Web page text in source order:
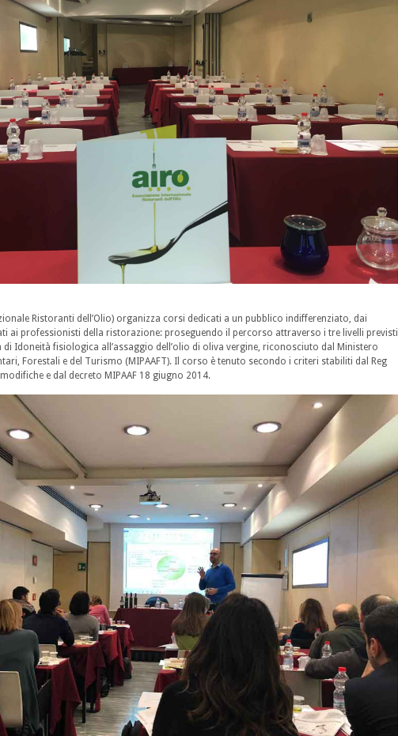
Ristoranti dell’Olio) organizza corsi dedicati a un pubblico indifferenziato, dai
ai professionisti della ristorazione: proseguendo il percorso attraverso i tre livelli previsti
Idoneità fisiologica all’assaggio dell’olio di oliva vergine, riconosciuto dal Ministero
Forestali e del Turismo (MIPAAFT). Il corso è tenuto secondo i criteri stabiliti dal Reg
e dal decreto MIPAAF 18 giugno 2014.